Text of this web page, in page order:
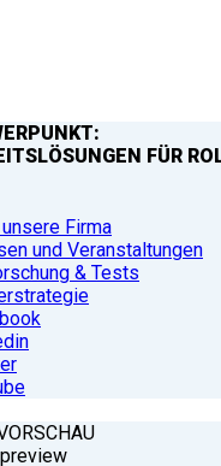
FÜR
Firma
und Veranstaltungen
& Tests